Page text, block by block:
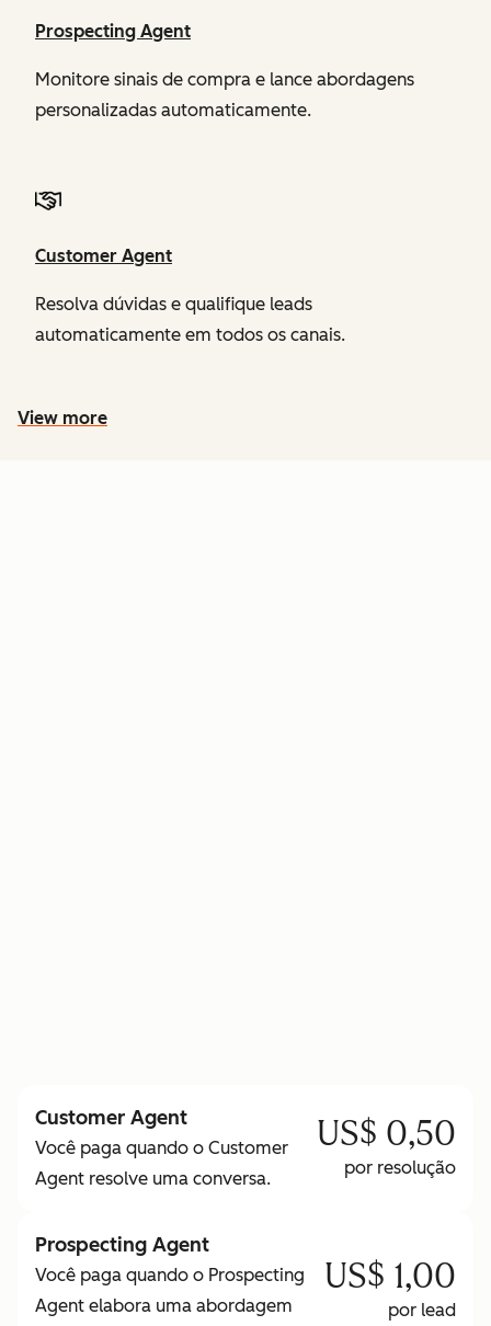
Prospecting Agent
Monitore sinais de compra e lance abordagens
personalizadas automaticamente.
Customer Agent
Resolva dúvidas e qualifique leads
automaticamente em todos os canais.
View more
Customer Agent
Você paga quando o Customer
Agent resolve uma conversa.
US$ 0,50
por resolução
Prospecting Agent
Você paga quando o Prospecting
Agent elabora uma abordagem
US$ 1,00
por lead